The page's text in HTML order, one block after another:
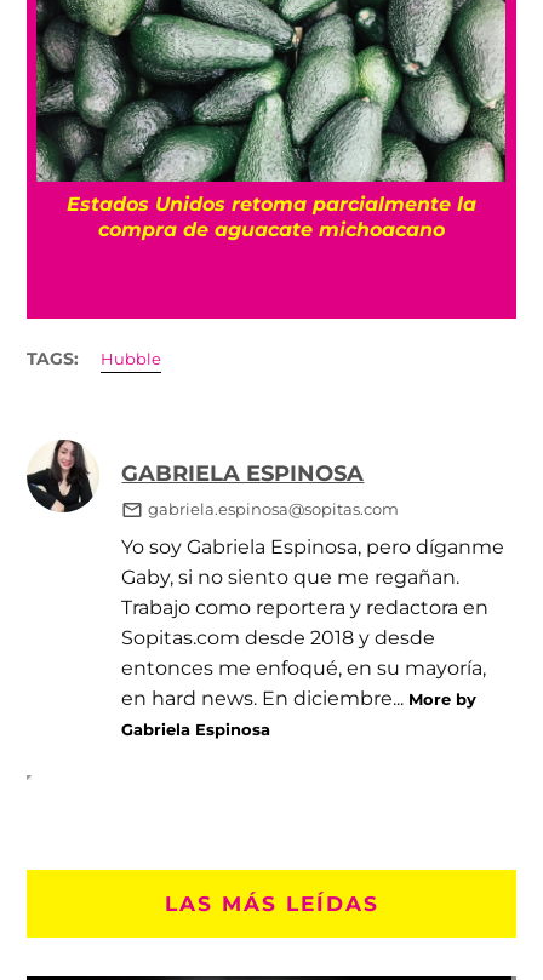
Estados Unidos retoma parcialmente la
compra de aguacate michoacano
TAGS: Hubble
GABRIELA ESPINOSA
gabriela.espinosa@sopitas.com
Yo soy Gabriela Espinosa, pero díganme
Gaby, si no siento que me regañan.
Trabajo como reportera y redactora en
Sopitas.com desde 2018 y desde
entonces me enfoqué, en su mayoría,
en hard news. En diciembre... More by
Gabriela Espinosa
LAS MÁS LEÍDAS